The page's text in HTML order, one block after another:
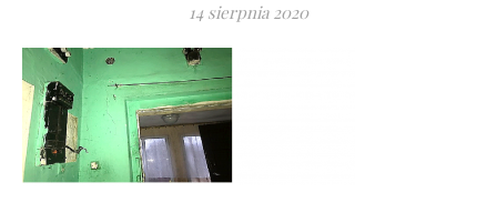
14 sierpnia 2020